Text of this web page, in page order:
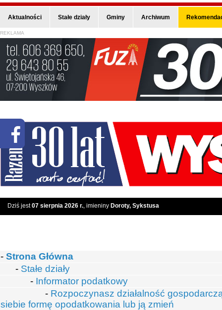
Aktualności Stałe działy Gminy Archiwum
REKLAMA
Dziś jest07 sierpnia 2026 r., imieniny Doroty, Sykstusa
- Strona Główna
- Stałe działy
- Informator podatkowy
- Rozpoczynasz działalność
siebie formę opodatkowania lub ją zmień